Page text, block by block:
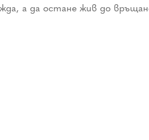
а да остане жив до